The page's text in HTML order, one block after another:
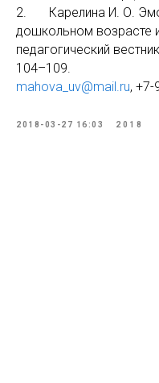
2. Карелина И. О.
дошкольном возрасте
педагогический
104–109.
mahova_uv@mail.ru,
2018-03-27 16:03 2018